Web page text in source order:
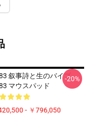
叙事詩と生のバイブ
マウスパッド
- ￥796,050
-20%